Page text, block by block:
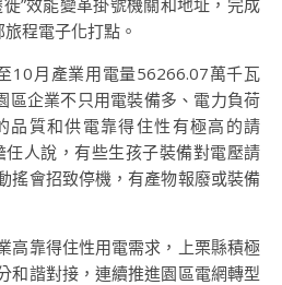
”效能變革掛號機關和地址，完成
程電子化打點。
10月產業用電量56266.07萬千瓦
區企業不只用電裝備多、電力負荷
品質和供電靠得住性有極高的請
任人說，有些生孩子裝備對電壓請
搖會招致停機，有產物報廢或裝備
高靠得住性用電需求，上栗縣積極
和諧對接，連續推進園區電網轉型